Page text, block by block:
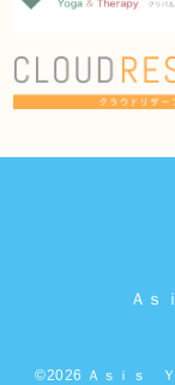
Ａ
©2026 Ａｓｉｓ